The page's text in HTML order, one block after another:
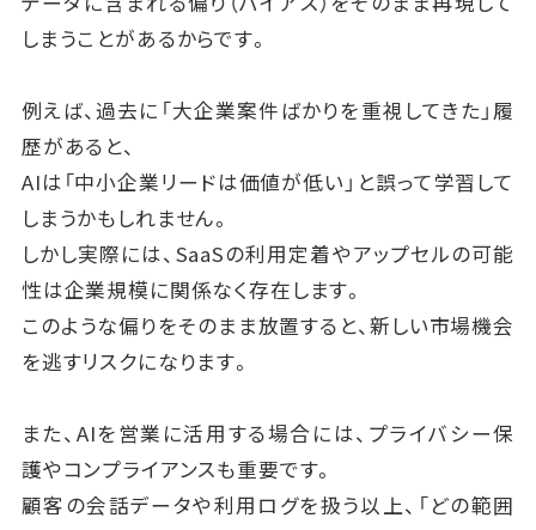
しまうことがあるからです。
例えば、過去に「大企業案件ばかりを重視してきた」履
歴があると、
AIは「中小企業リードは価値が低い」と誤って学習して
しまうかもしれません。
しかし実際には、SaaSの利用定着やアップセルの可能
性は企業規模に関係なく存在します。
このような偏りをそのまま放置すると、新しい市場機会
を逃すリスクになります。
また、AIを営業に活用する場合には、プライバシー保
護やコンプライアンスも重要です。
顧客の会話データや利用ログを扱う以上、「どの範囲